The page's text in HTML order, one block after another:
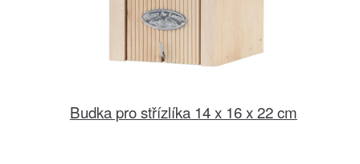
Budka pro střízlíka 14 x 16 x 22 cm